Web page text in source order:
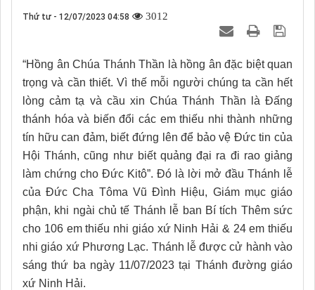
Thứ tư - 12/07/2023 04:58 3012
“Hồng ân Chúa Thánh Thần là hồng ân đặc biệt quan
trọng và cần thiết. Vì thế mỗi người chúng ta cần hết
lòng cảm tạ và cầu xin Chúa Thánh Thần là Đấng
thánh hóa và biến đổi các em thiếu nhi thành những
tín hữu can đảm, biết đứng lên để bảo vệ Đức tin của
Hội Thánh, cũng như biết quảng đại ra đi rao giảng
làm chứng cho Đức Kitô”. Đó là lời mở đầu Thánh lễ
của Đức Cha Tôma Vũ Đình Hiệu, Giám mục giáo
phận, khi ngài chủ tế Thánh lễ ban Bí tích Thêm sức
cho 106 em thiếu nhi giáo xứ Ninh Hải & 24 em thiếu
nhi giáo xứ Phương Lạc. Thánh lễ được cử hành vào
sáng thứ ba ngày 11/07/2023 tại Thánh đường giáo
xứ Ninh Hải.